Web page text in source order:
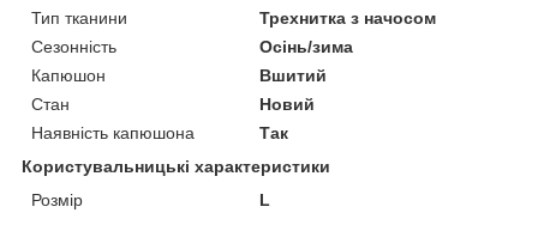
Тип тканини
Трехнитка з начосом
Сезонність
Осінь/зима
Капюшон
Вшитий
Стан
Новий
Наявність капюшона
Так
Користувальницькі характеристики
Розмір
L